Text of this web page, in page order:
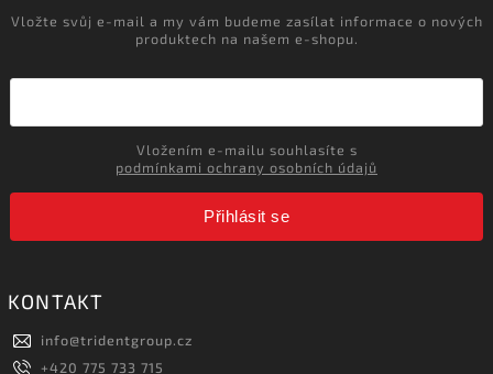
Vložte svůj e-mail a my vám budeme zasílat informace o nových
produktech na našem e-shopu.
podmínkami ochrany osobních údajů
Přihlásit se
KONTAKT
info@tridentgroup.cz
+420 775 733 715